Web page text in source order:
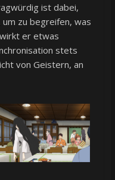
ist dabei,
zu begreifen, was
er etwas
stets
von Geistern, an